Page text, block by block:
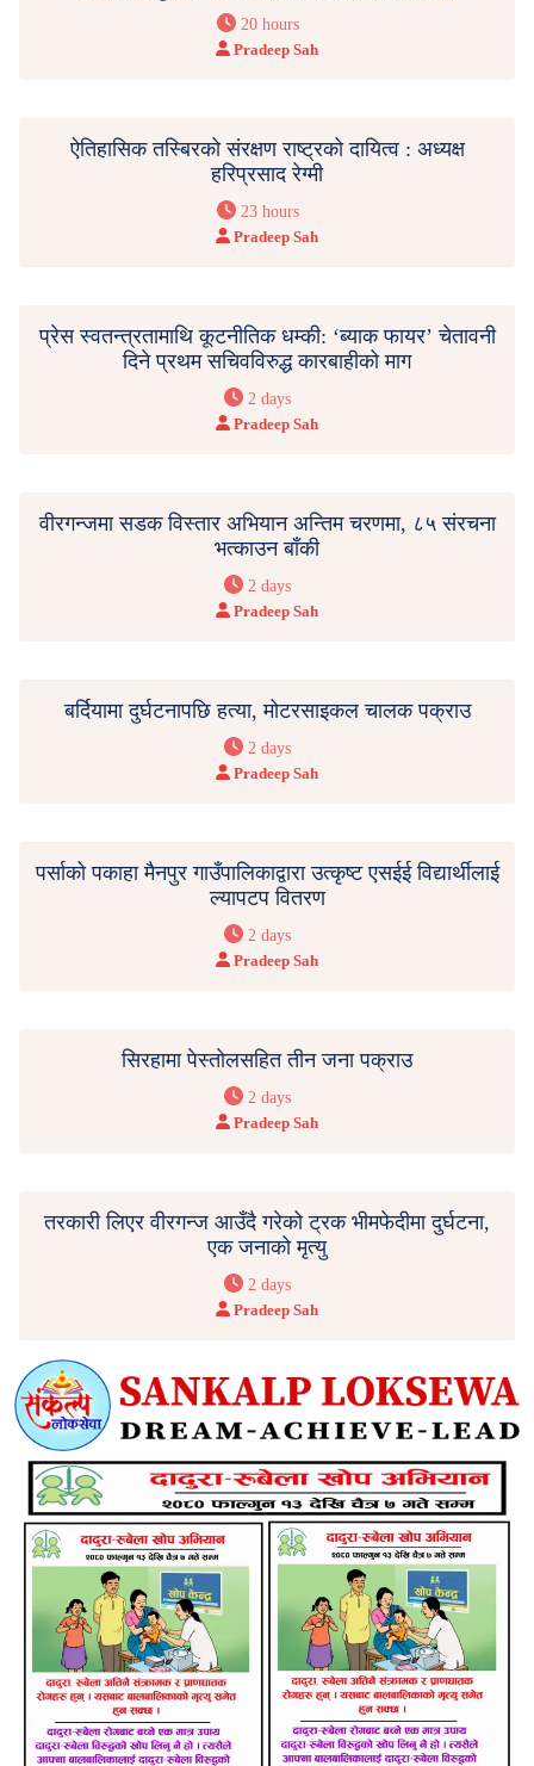
20 hours
Pradeep Sah
ऐतिहासिक तस्बिरको संरक्षण राष्ट्रको दायित्व : अध्यक्ष
हरिप्रसाद रेग्मी
23 hours
Pradeep Sah
प्रेस स्वतन्त्रतामाथि कूटनीतिक धम्की: ‘ब्याक फायर’ चेतावनी
दिने प्रथम सचिवविरुद्ध कारबाहीको माग
2 days
Pradeep Sah
वीरगन्जमा सडक विस्तार अभियान अन्तिम चरणमा, ८५ संरचना
भत्काउन बाँकी
2 days
Pradeep Sah
बर्दियामा दुर्घटनापछि हत्या, मोटरसाइकल चालक पक्राउ
2 days
Pradeep Sah
पर्साको पकाहा मैनपुर गाउँपालिकाद्वारा उत्कृष्ट एसईई विद्यार्थीलाई
ल्यापटप वितरण
2 days
Pradeep Sah
सिरहामा पेस्तोलसहित तीन जना पक्राउ
2 days
Pradeep Sah
तरकारी लिएर वीरगन्ज आउँदै गरेको ट्रक भीमफेदीमा दुर्घटना,
एक जनाको मृत्यु
2 days
Pradeep Sah